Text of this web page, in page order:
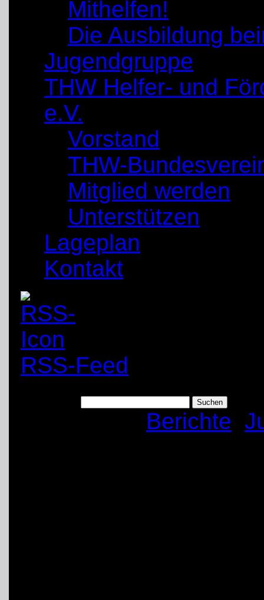
Mithelfen!
Die Ausbildung
Jugendgruppe
THW Helfer- und
e.V.
Vorstand
THW-
Mitglied werden
Unterstützen
Lageplan
Kontakt
RSS-Feed
Berichte